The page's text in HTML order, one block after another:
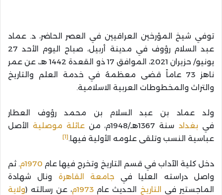
توفي شيخ المؤرخين العراقيين في العصر الحاضر، د. عماد
عبد السلام رؤوف في مدينة أربيل، صباح اليوم الأحد 27
يونيو/ حزيران 2021، الموافق 17 ذو القعدة 1442 هـ، عن عمر
ناهز 73 عاماً قضى معظمهُ في خدمة العلم والتاريخ
والتراث والمخطوطات العربية الاسلامية.
ولد عماد بن عبد السلام بن محمد رؤوف العطار
في بغداد سنة 1367هـ/1948م، من عائلة موصلية الأصل
عباسية النسب وتلقى علومه الأولية فيها.[1]
دخل كلية الآداب في قسم التاريخ وتخرج فيها عام 1970م . ثم
واصل دراسته العليا في جامعة القاهرة ونال شهادة
الماجستير في
التاريخ الحديث عام1973م ، عن رسالته (ولاية